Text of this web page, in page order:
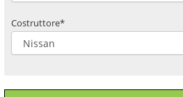
Costruttore*